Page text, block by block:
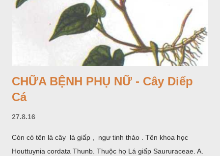
CHỮA BỆNH PHỤ NỮ - Cây Diếp
Cá
27.8.16
Còn có tên là cây lá giấp , ngư tinh thảo . Tên khoa học
Houttuynia cordata Thunb. Thuộc họ Lá giấp Saururaceae. A.